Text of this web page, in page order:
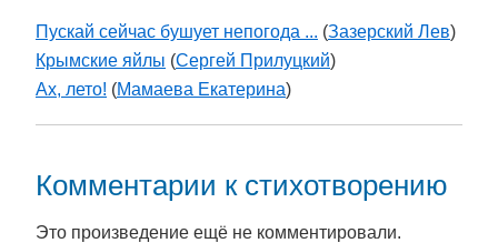
Пускай сейчас бушует непогода ... (Зазерский Лев)
Крымские яйлы (Сергей Прилуцкий)
Ах, лето! (Мамаева Екатерина)
Комментарии к стихотворению
Это произведение ещё не комментировали.